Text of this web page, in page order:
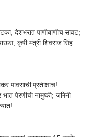
देशभरात पाणीबाणीच सावट;
कृषी मंत्री शिवराज सिंह
पावसाची प्रतीक्षाच!
पेरणीची नामुष्की; जमिनी